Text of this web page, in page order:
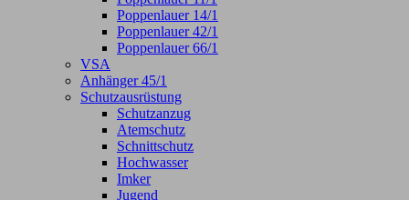
Poppenlauer 14/1
Poppenlauer 42/1
Poppenlauer 66/1
VSA
Anhänger 45/1
Schutzausrüstung
Schutzanzug
Atemschutz
Schnittschutz
Hochwasser
Imker
Jugend